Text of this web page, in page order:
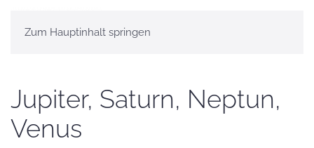
Zum Hauptinhalt springen
Jupiter, Saturn, Neptun,
Venus